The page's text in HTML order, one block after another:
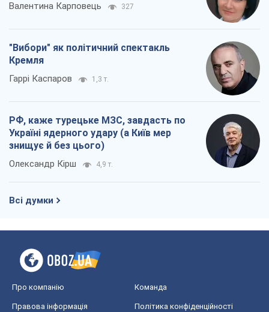
Валентина Карповець 327
"Вибори" як політичний спектакль
Кремля
Гаррі Каспаров 1,3 т.
РФ, каже турецьке МЗС, завдасть по
Україні ядерного удару (а Київ мер
знищує й без цього)
Олександр Кірш 4,9 т.
Всі думки
Про компанію Команда
Правова інформація Політика конфіденційності